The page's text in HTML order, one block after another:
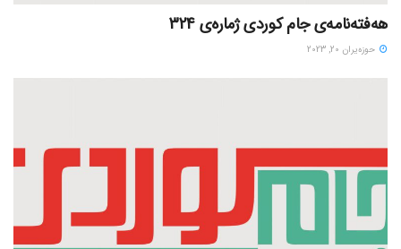
هەفتەنامەی جام کوردی ژمارەی 324
حوزه‌یران 20, 2023